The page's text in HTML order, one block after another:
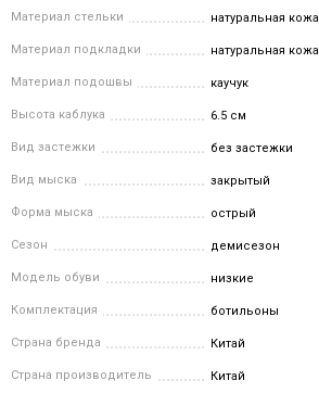
Материал стельки натуральная кожа
Материал подкладки натуральная кожа
Материал подошвы каучук
Высота каблука 6.5 см
Вид застежки без застежки
Вид мыска закрытый
Форма мыска острый
Сезон демисезон
Модель обуви низкие
Комплектация ботильоны
Страна бренда Китай
Страна производитель Китай